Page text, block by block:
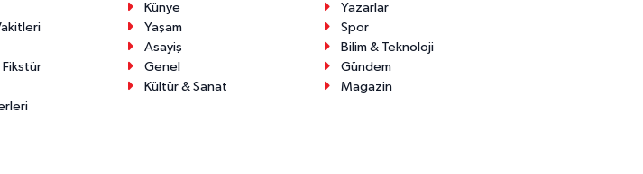
Fikstür
Künye
Yazarlar
Yaşam
Spor
Asayiş
Bilim & Teknoloji
Genel
Gündem
Kültür & Sanat
Magazin